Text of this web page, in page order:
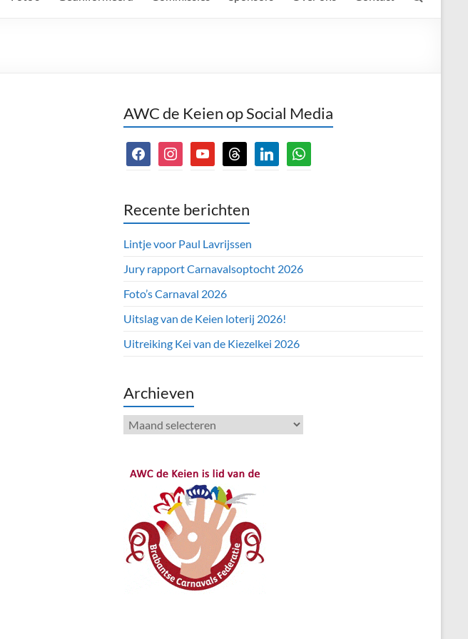
AWC de Keien op Social Media
facebookinstagramyoutubethreads linkedinwhatsapp
Recente berichten
Lintje voor Paul Lavrijssen
Jury rapport Carnavalsoptocht 2026
Foto’s Carnaval 2026
Uitslag van de Keien loterij 2026!
Uitreiking Kei van de Kiezelkei 2026
Archieven
Archieven